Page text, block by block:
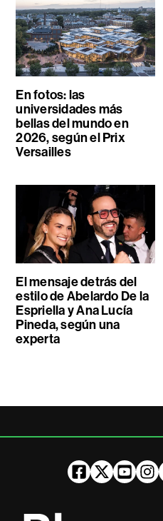
En fotos: las
universidades más
bellas del mundo en
2026, según el Prix
Versailles
El mensaje detrás del
estilo de Abelardo De la
Espriella y Ana Lucía
Pineda, según una
experta